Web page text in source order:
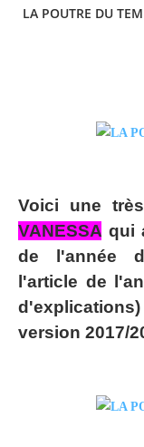
LA POUTRE DU
Voici une
VANESSA qui
de l'année
l'article de
version 2017/